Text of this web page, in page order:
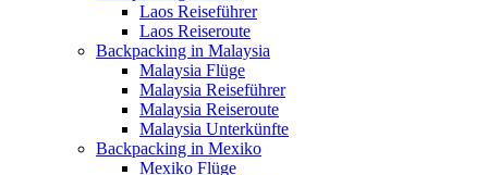
Laos Reiseführer
Laos Reiseroute
Backpacking in Malaysia
Malaysia Flüge
Malaysia Reiseführer
Malaysia Reiseroute
Malaysia Unterkünfte
Backpacking in Mexiko
Mexiko Flüge